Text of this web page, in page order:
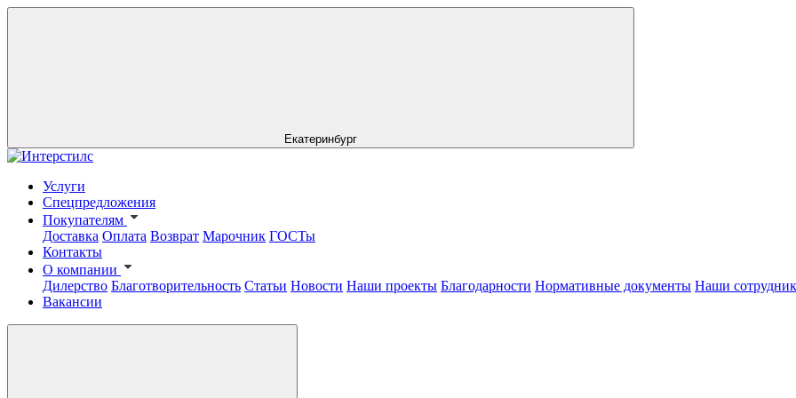
Екатеринбург
Услуги
Спецпредложения
Покупателям
Доставка Оплата Возврат Марочник ГОСТы
Контакты
О компании
Дилерство Благотворительность Статьи Новости Наши проекты Благодарности Нормативные документы Наши
Вакансии